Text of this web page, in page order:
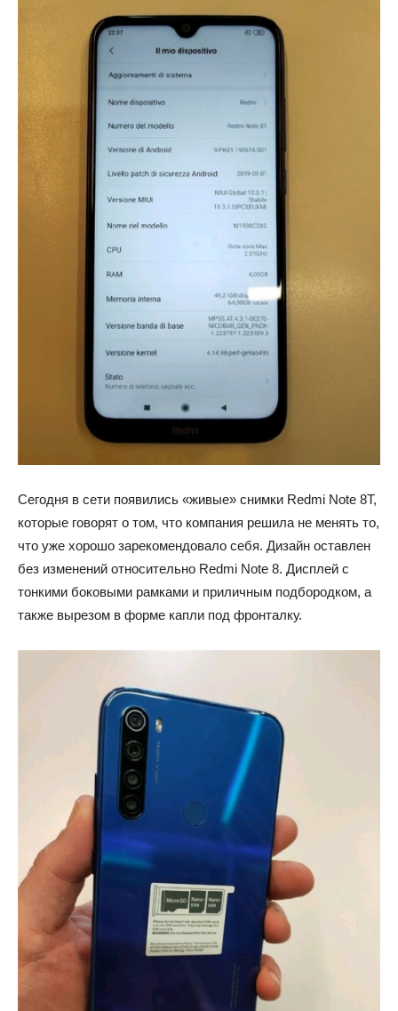
Сегодня в сети появились «живые» снимки Redmi Note 8T,
которые говорят о том, что компания решила не менять то,
что уже хорошо зарекомендовало себя. Дизайн оставлен
без изменений относительно Redmi Note 8. Дисплей с
тонкими боковыми рамками и приличным подбородком, а
также вырезом в форме капли под фронталку.